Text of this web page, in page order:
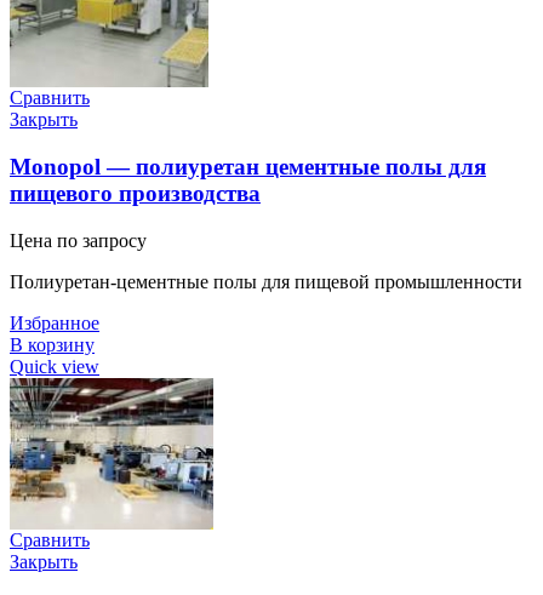
Сравнить
Закрыть
Monopol — полиуретан цементные полы для
пищевого производства
Цена по запросу
Полиуретан-цементные полы для пищевой промышленности
Избранное
В корзину
Quick view
Сравнить
Закрыть